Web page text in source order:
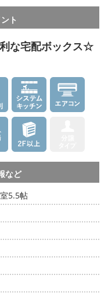
ト
な宅配ボックス☆
など
5.5帖